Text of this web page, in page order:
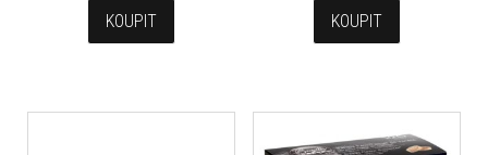
KOUPIT KOUPIT